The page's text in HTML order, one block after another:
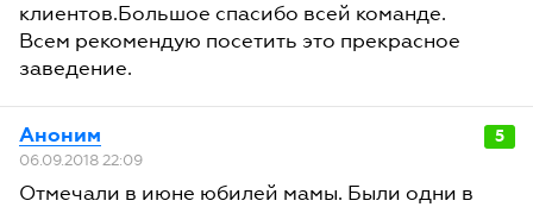
клиентов.Большое спасибо всей команде.
Всем рекомендую посетить это прекрасное
заведение.
5
Аноним
06.09.2018 22:09
Отмечали в июне юбилей мамы. Были одни в